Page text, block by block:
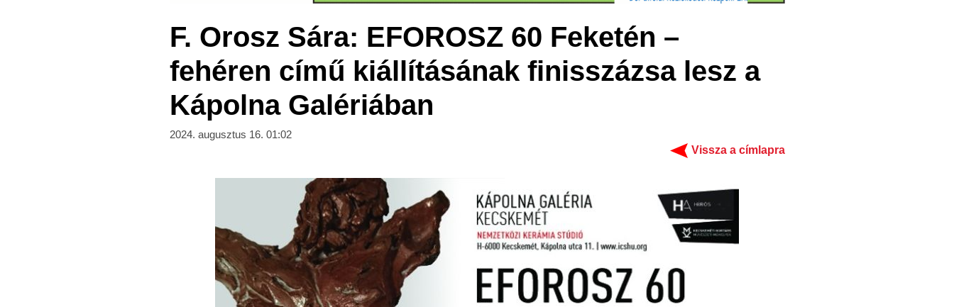
F. Orosz Sára: EFOROSZ 60 Feketén –
fehéren című kiállításának finisszázsa lesz a
Kápolna Galériában
2024. augusztus 16. 01:02
Vissza a címlapra